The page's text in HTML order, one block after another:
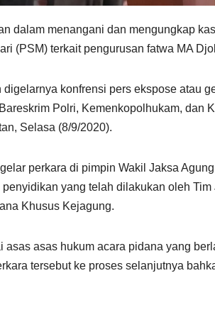
dalam menangani dan mengungkap
(PSM) terkait pengurusan fatwa MA
konfrensi pers ekspose atau
Polri, Kemenkopolhukam, dan
Selasa (8/9/2020).
perkara di pimpin Wakil Jaksa
yang telah dilakukan oleh
Khusus Kejagung.
asas hukum acara pidana yang
tersebut ke proses selanjutnya